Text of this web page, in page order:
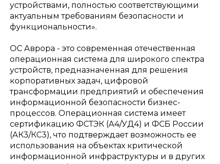
устройствами, полностью соответствующими
актуальным требованиям безопасности и
функциональности».
ОС Аврора - это современная отечественная
операционная система для широкого спектра
устройств, предназначенная для решения
корпоративных задач, цифровой
трансформации предприятий и обеспечения
информационной безопасности бизнес-
процессов. Операционная система имеет
сертификацию ФСТЭК (А4/УД4) и ФСБ России
(АК3/КС3), что подтверждает возможность ее
использования на объектах критической
информационной инфраструктуры и в других